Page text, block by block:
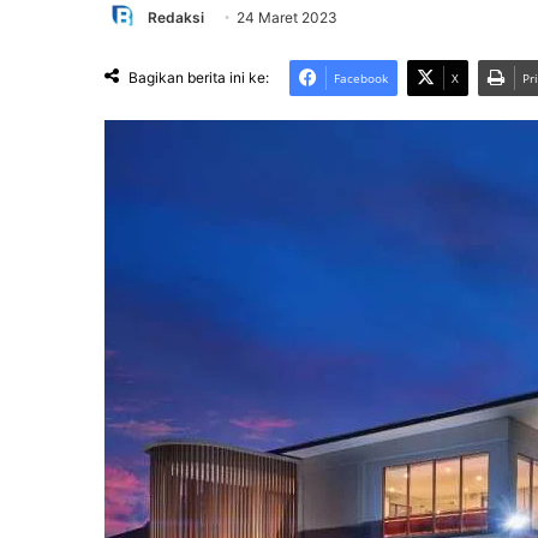
Redaksi 24 Maret 2023
Bagikan berita ini ke: Facebook X